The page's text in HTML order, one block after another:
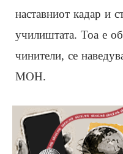
наставниот кадар и
училиштата. Тоа е
чинители, се
МОН.